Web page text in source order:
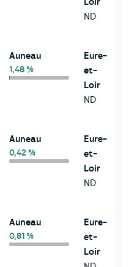
ND
Auneau
1,48 %
Eure-
et-
Loir
ND
Auneau
0,42 %
Eure-
et-
Loir
ND
Auneau
0,81 %
Eure-
et-
Loir